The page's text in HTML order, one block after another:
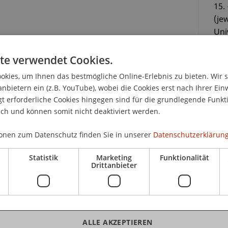
Fragestellungen und Grundbegriffe sowie
Teilnehmenden wird ein umfassendes
im Rahmen der digitalen Transformation der
und ökonomischen Aspekte eingegangen,
15.
verwendet Cookies.
um Ihnen das bestmögliche Online-Erlebnis zu bieten. Wir
ein (z.B. YouTube), wobei die Cookies erst nach Ihrer
erforderliche Cookies hingegen sind für die grundlegende
und können somit nicht deaktiviert werden.
zum Datenschutz finden Sie in unserer
Statistik Marketing
Drittanbieter
Funktionalität
ALLE AKZEPTIEREN